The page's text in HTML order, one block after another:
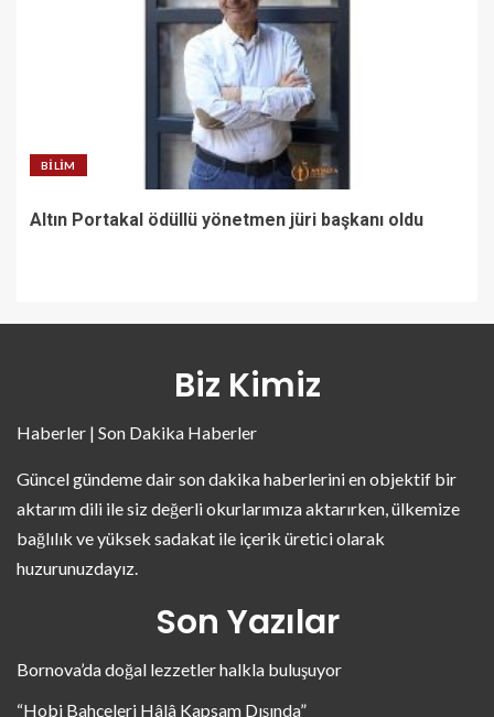
BILIM
Altın Portakal ödüllü yönetmen jüri başkanı oldu
Biz Kimiz
Haberler | Son Dakika Haberler
Güncel gündeme dair son dakika haberlerini en objektif bir
aktarım dili ile siz değerli okurlarımıza aktarırken, ülkemize
bağlılık ve yüksek sadakat ile içerik üretici olarak
huzurunuzdayız.
Son Yazılar
Bornova’da doğal lezzetler halkla buluşuyor
“Hobi Bahçeleri Hâlâ Kapsam Dışında”